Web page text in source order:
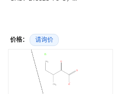
价格： 请询价